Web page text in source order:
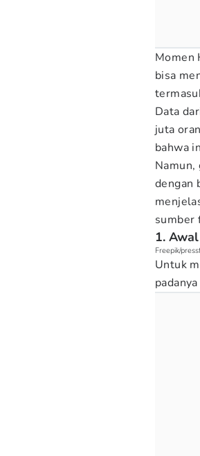
Momen
bisa
Data
juta
bahwa
Namun,
dengan
sumber
1.
Freepik/
Untuk